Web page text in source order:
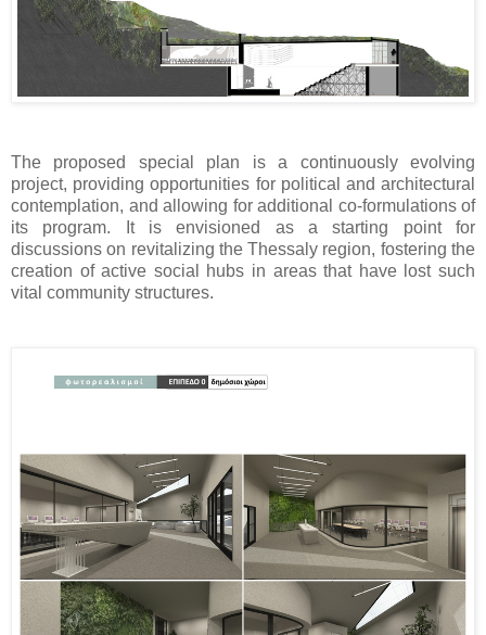
The proposed special plan is a continuously evolving
project, providing opportunities for political and architectural
contemplation, and allowing for additional co-formulations of
its program. It is envisioned as a starting point for
discussions on revitalizing the Thessaly region, fostering the
creation of active social hubs in areas that have lost such
vital community structures.